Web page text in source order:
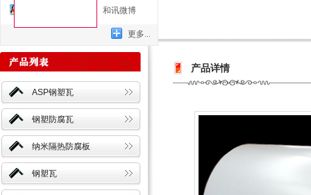
产品详情
ASP钢塑瓦
钢塑防腐瓦
纳米隔热防腐板
钢塑瓦
和讯微博
更多...